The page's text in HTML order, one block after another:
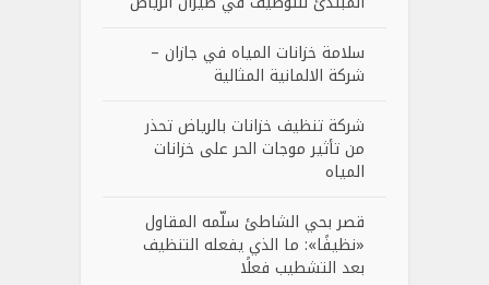
سلامة خزانات المياه في جازان –
شركة الالمانية المثالية
شركة تنظيف خزانات بالرياض تحذر
من تأثير موجات الحر على خزانات
المياه
قصر بحي الشاطئ سلّمه المقاول
«نظيفًا»: ما الذي يفعله التنظيف
بعد التشطيب فعلًا